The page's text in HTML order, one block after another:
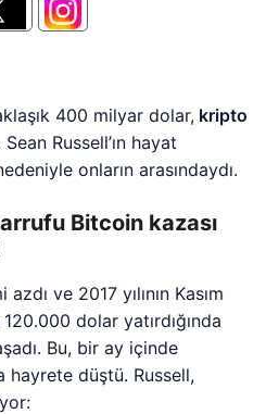
400 milyar dolar, kripto
Russell’ın hayat
onların arasındaydı.
Bitcoin kazası
ve 2017 yılının Kasım
120.000 dolar yatırdığında
Bu, bir ay içinde
düştü. Russell,